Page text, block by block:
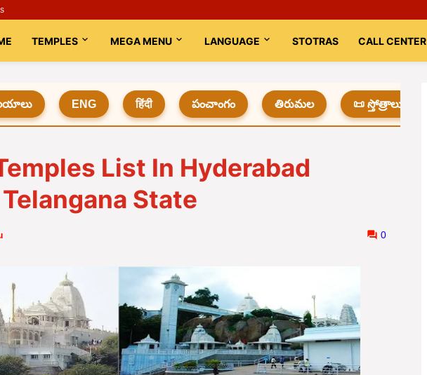
TEMPLES MEGA MENU LANGUAGE STOTRAS CALL CENTER
ENG हिंदी పంచాంగం తిరుమల 📜 స్తోత్రాలు
List In Hyderabad
State
0